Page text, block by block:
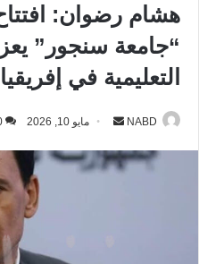
هشام رضوان:
“جامعة سنجور”
التعليمية في إفريقيا
NABD
س
مايو 10, 2026